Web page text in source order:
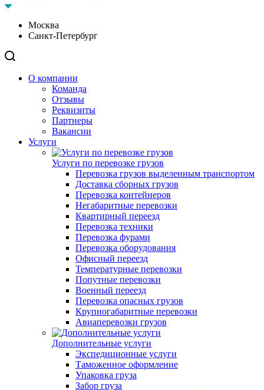
Москва
Санкт-Петербург
О компании
Команда
Отзывы
Реквизиты
Партнеры
Вакансии
Услуги
Услуги по перевозке грузов
Перевозка грузов выделенным транспортом
Доставка сборных грузов
Перевозка контейнеров
Негабаритные перевозки
Квартирный переезд
Перевозка техники
Перевозка фурами
Перевозка оборудования
Офисный переезд
Температурные перевозки
Попутные перевозки
Военный переезд
Перевозка опасных грузов
Крупногабаритные перевозки
Авиаперевозки грузов
Дополнительные услуги
Экспедиционные услуги
Таможенное оформление
Упаковка груза
Забор груза